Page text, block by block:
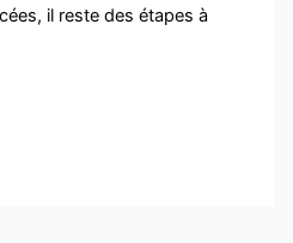
il reste des étapes à